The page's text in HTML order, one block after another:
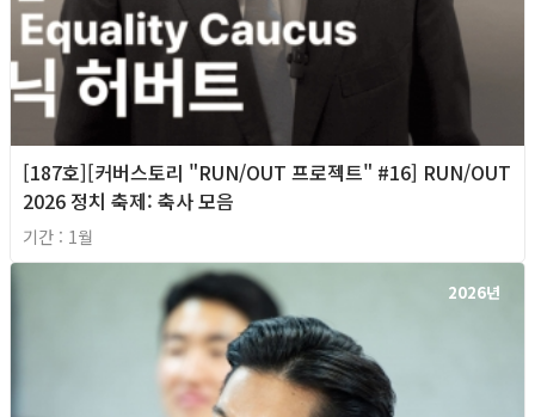
[187호][커버스토리 "RUN/OUT 프로젝트" #16] RUN/OUT
2026 정치 축제: 축사 모음
기간 : 1월
2026년